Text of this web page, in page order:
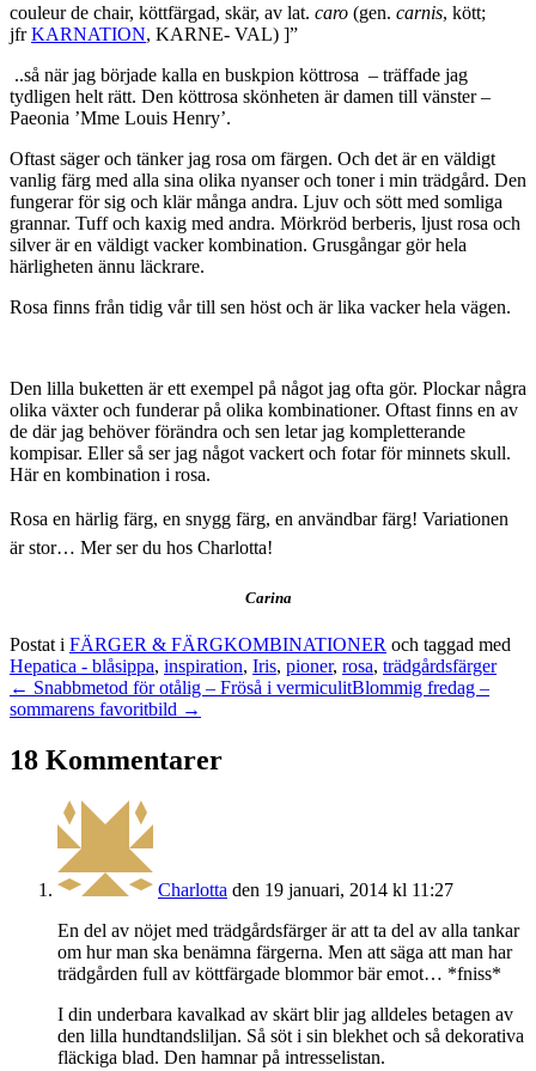
couleur de chair, köttfärgad, skär, av lat. caro (gen. carnis, kött;
jfrKARNATION, KARNE- VAL) ]”
..så när jag började kalla en buskpion köttrosa – träffade jag
tydligen helt rätt. Den köttrosa skönheten är damen till vänster –
Paeonia ’Mme Louis Henry’.
Oftast säger och tänker jag rosa om färgen. Och det är en väldigt
vanlig färg med alla sina olika nyanser och toner i min trädgård. Den
fungerar för sig och klär många andra. Ljuv och sött med somliga
grannar. Tuff och kaxig med andra. Mörkröd berberis, ljust rosa och
silver är en väldigt vacker kombination. Grusgångar gör hela
härligheten ännu läckrare.
Rosa finns från tidig vår till sen höst och är lika vacker hela vägen.
Den lilla buketten är ett exempel på något jag ofta gör. Plockar några
olika växter och funderar på olika kombinationer. Oftast finns en av
de där jag behöver förändra och sen letar jag kompletterande
kompisar. Eller så ser jag något vackert och fotar för minnets skull.
Här en kombination i rosa.
Rosa en härlig färg, en snygg färg, en användbar färg! Variationen
är stor… Mer ser du hos Charlotta!
Carina
Postat i FÄRGER & FÄRGKOMBINATIONER och taggad med
Hepatica - blåsippa, inspiration, Iris, pioner, rosa, trädgårdsfärger
← Snabbmetod för otålig – Fröså i vermiculitBlommig fredag –
sommarens favoritbild →
18 Kommentarer
Charlotta den 19 januari, 2014 kl 11:27
En del av nöjet med trädgårdsfärger är att ta del av alla tankar
om hur man ska benämna färgerna. Men att säga att man har
trädgården full av köttfärgade blommor bär emot… *fniss*
I din underbara kavalkad av skärt blir jag alldeles betagen av
den lilla hundtandsliljan. Så söt i sin blekhet och så dekorativa
fläckiga blad. Den hamnar på intresselistan.